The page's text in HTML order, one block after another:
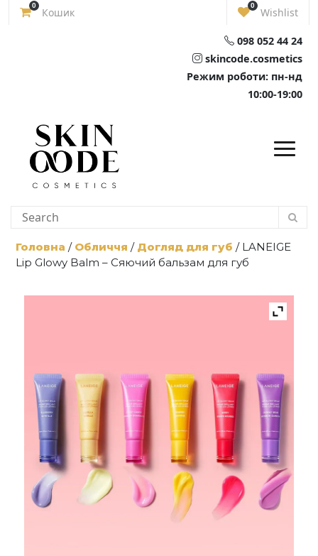
Skip
0
Кошик
0
Wishlist
098 052 44 24
skincode.cosmetics
Режим роботи: пн-нд
10:00-19:00
Головна / Обличчя / Догляд для губ / LANEIGE
Lip Glowy Balm – Сяючий бальзам для губ